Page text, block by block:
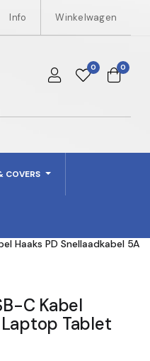
Info Winkelwagen
0 0
COVERS
Haaks PD Snellaadkabel 5A
C Kabel
Laptop Tablet